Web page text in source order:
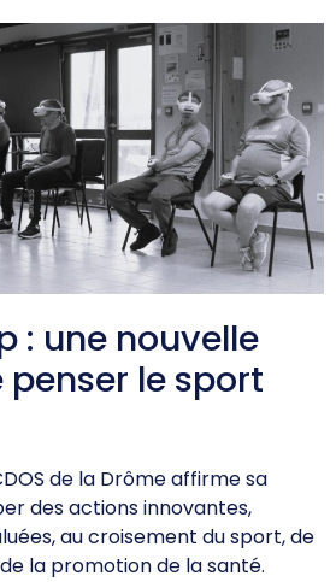
: une nouvelle
le sport
de la Drôme affirme sa
des actions innovantes,
au croisement du sport, de
la promotion de la santé.